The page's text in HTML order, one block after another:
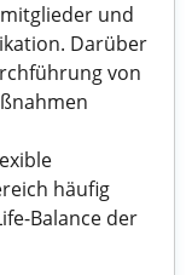
und
Darüber
von
häufig
Balance der